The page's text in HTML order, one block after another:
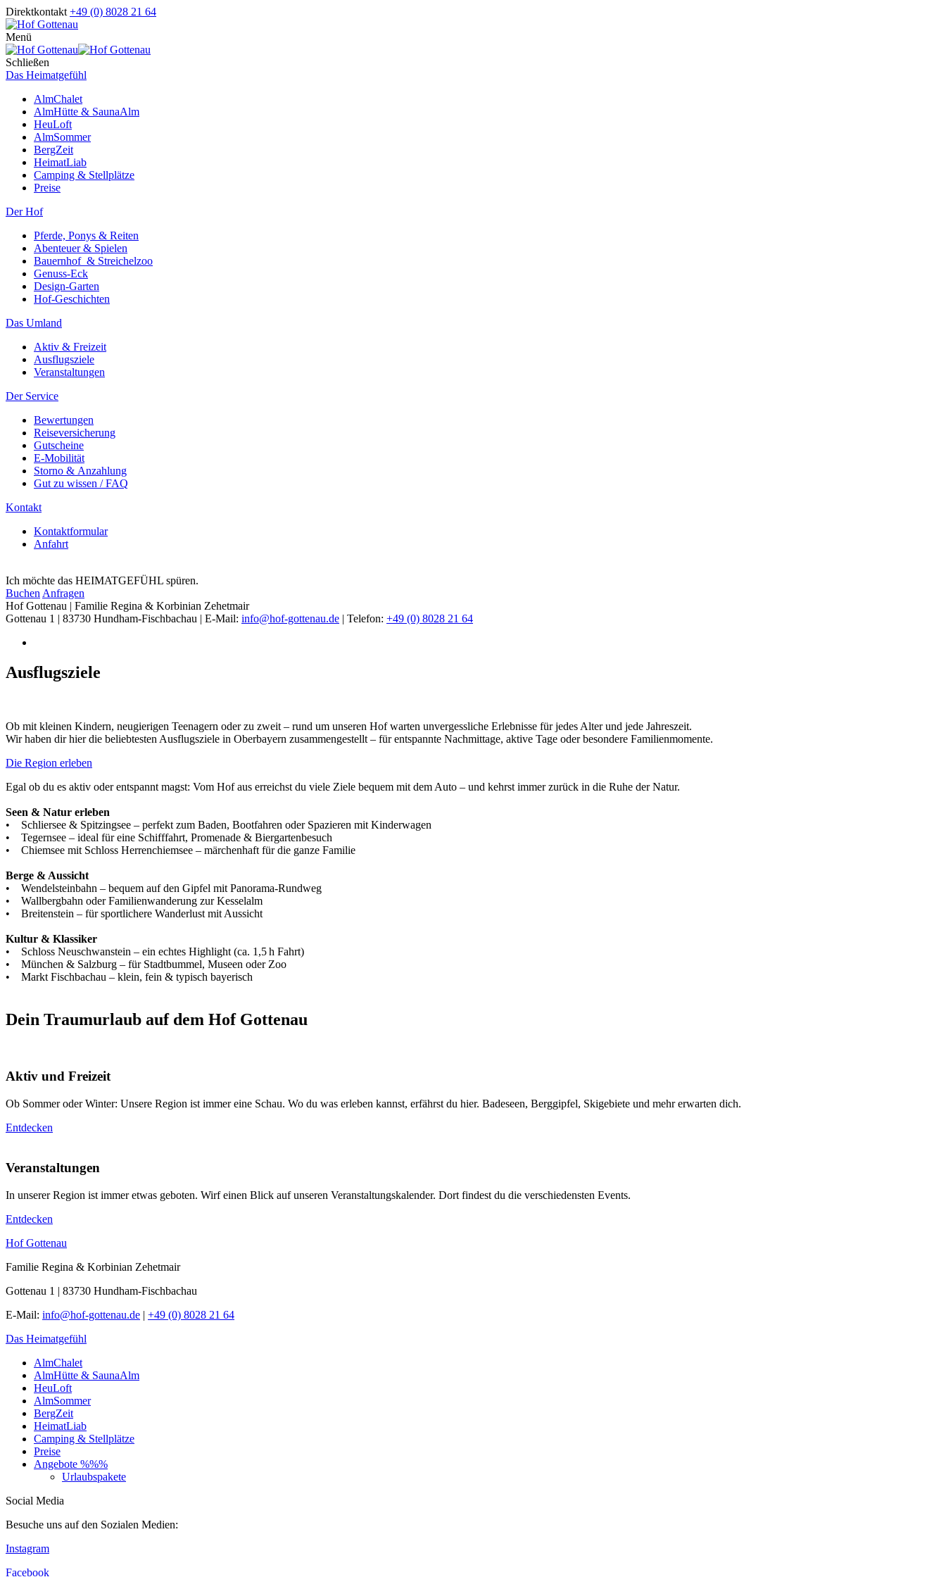
Direktkontakt +49 (0) 8028 21 64
Menü
Schließen
Das Heimatgefühl
AlmChalet
AlmHütte & SaunaAlm
HeuLoft
AlmSommer
BergZeit
HeimatLiab
Camping & Stellplätze
Preise
Der Hof
Pferde, Ponys & Reiten
Abenteuer & Spielen
Bauernhof & Streichelzoo
Genuss-Eck
Design-Garten
Hof-Geschichten
Das Umland
Aktiv & Freizeit
Ausflugsziele
Veranstaltungen
Der Service
Bewertungen
Reiseversicherung
Gutscheine
E-Mobilität
Storno & Anzahlung
Gut zu wissen / FAQ
Kontakt
Kontaktformular
Anfahrt
Ich möchte das HEIMATGEFÜHL spüren.
Buchen Anfragen
Hof Gottenau | Familie Regina & Korbinian Zehetmair
Gottenau 1 | 83730 Hundham-Fischbachau | E-Mail: info@hof-gottenau.de | Telefon: +49 (0) 8028 21 64
Ausflugsziele
Ob mit kleinen Kindern, neugierigen Teenagern oder zu zweit – rund um unseren Hof warten unvergessliche Erlebnisse für jedes Alter und jede Jahreszeit.
Wir haben dir hier die beliebtesten Ausflugsziele in Oberbayern zusammengestellt – für entspannte Nachmittage, aktive Tage oder besondere Familienmomente.
Die Region erleben
Egal ob du es aktiv oder entspannt magst: Vom Hof aus erreichst du viele Ziele bequem mit dem Auto – und kehrst immer zurück in die Ruhe der Natur.
Seen & Natur erleben
• Schliersee & Spitzingsee – perfekt zum Baden, Bootfahren oder Spazieren mit Kinderwagen
• Tegernsee – ideal für eine Schifffahrt, Promenade & Biergartenbesuch
• Chiemsee mit Schloss Herrenchiemsee – märchenhaft für die ganze Familie
Berge & Aussicht
• Wendelsteinbahn – bequem auf den Gipfel mit Panorama-Rundweg
• Wallbergbahn oder Familienwanderung zur Kesselalm
• Breitenstein – für sportlichere Wanderlust mit Aussicht
Kultur & Klassiker
• Schloss Neuschwanstein – ein echtes Highlight (ca. 1,5 h Fahrt)
• München & Salzburg – für Stadtbummel, Museen oder Zoo
• Markt Fischbachau – klein, fein & typisch bayerisch
Dein Traumurlaub auf dem Hof Gottenau
Aktiv und Freizeit
Ob Sommer oder Winter: Unsere Region ist immer eine Schau. Wo du was erleben kannst, erfährst du hier. Badeseen, Berggipfel, Skigebiete und mehr erwarten dich.
Entdecken
Veranstaltungen
In unserer Region ist immer etwas geboten. Wirf einen Blick auf unseren Veranstaltungskalender. Dort findest du die verschiedensten Events.
Entdecken
Hof Gottenau
Familie Regina & Korbinian Zehetmair
Gottenau 1 | 83730 Hundham-Fischbachau
E-Mail: info@hof-gottenau.de | +49 (0) 8028 21 64
Das Heimatgefühl
AlmChalet
AlmHütte & SaunaAlm
HeuLoft
AlmSommer
BergZeit
HeimatLiab
Camping & Stellplätze
Preise
Angebote %%%
Urlaubspakete
Social Media
Besuche uns auf den Sozialen Medien:
Instagram
Facebook